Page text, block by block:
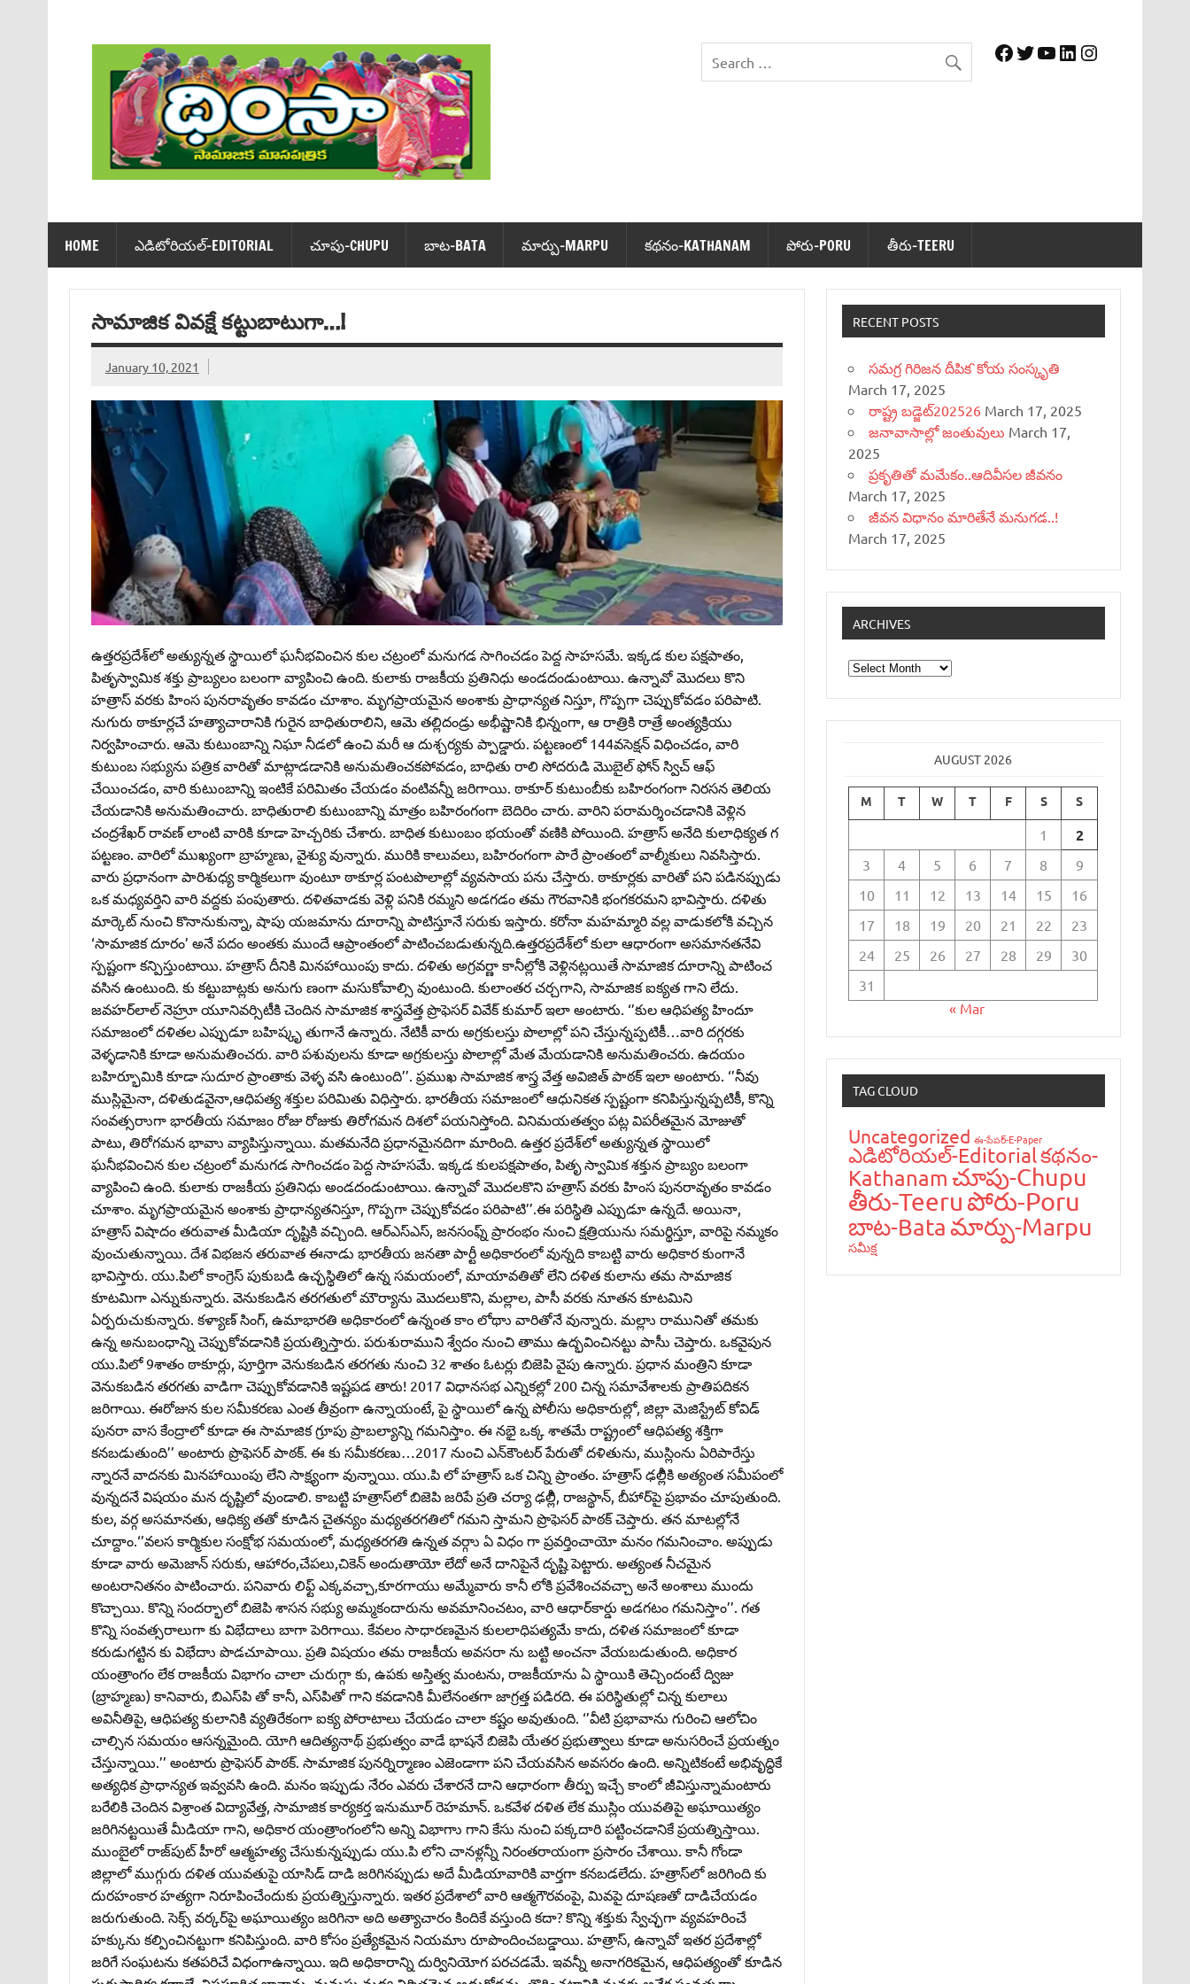
Facebook
Twitter
YouTube
LinkedIn
Instagram
HOME ఎడిటోరియ‌ల్-EDITORIAL చూపు-CHUPU బాట‌-BATA మార్పు-MARPU క‌థ‌నం-KATHANAM పోరు-PORU తీరు-TEERU
సామాజిక వివక్షే కట్టుబాటుగా…!
January 10, 2021
ఉత్తరప్రదేశ్‌లో అత్యున్నత స్థాయిలో ఘనీభవించిన కుల‌ చట్రంలో మనుగడ సాగించడం పెద్ద సాహసమే. ఇక్కడ కుల‌ పక్షపాతం,
పితృస్వామిక శక్తు ప్రాబ్యలం బలంగా వ్యాపించి ఉంది. కులాకు రాజకీయ ప్రతినిధు అండదండుంటాయి. ఉన్నావో మొదలు కొని
హత్రాస్‌ వరకు హింస పునరావృతం కావడం చూశాం. మృగప్రాయమైన అంశాకు ప్రాధాన్యత నిస్తూ, గొప్పగా చెప్పుకోవడం పరిపాటి.
నుగురు ఠాకూర్లచే హత్యాచారానికి గురైన బాధితురాలిని, ఆమె తల్లిదండ్రు అభీష్టానికి భిన్నంగా, ఆ రాత్రికి రాత్రే అంత్యక్రియు
నిర్వహించారు. ఆమె కుటుంబాన్ని నిఘా నీడలో ఉంచి మరీ ఆ దుశ్చర్యకు ప్పాడ్డారు. పట్టణంలో 144వసెక్షన్‌ విధించడం, వారి
కుటుంబ సభ్యును పత్రిక వారితో మాట్లాడడానికి అనుమతించకపోవడం, బాధితు రాలి సోదరుడి మొబైల్‌ ఫోన్‌ స్విచ్‌ ఆఫ్‌
చేయించడం, వారి కుటుంబాన్ని ఇంటికే పరిమితం చేయడం వంటివన్నీ జరిగాయి. ఠాకూర్‌ కుటుంబీకు బహిరంగంగా నిరసన తెలియ
చేయడానికి అనుమతించారు. బాధితురాలి కుటుంబాన్ని మాత్రం బహిరంగంగా బెదిరిం చారు. వారిని పరామర్శించడానికి వెళ్లిన
చంద్రశేఖర్‌ రావణ్‌ లాంటి వారికి కూడా హెచ్చరికు చేశారు. బాధిత కుటుంబం భయంతో వణికి పోయింది. హత్రాస్‌ అనేది కులాధిక్యత గ
పట్టణం. వారిలో ముఖ్యంగా బ్రాహ్మణు, వైశ్యు వున్నారు. మురికి కాలువ‌లు, బహిరంగంగా పారే ప్రాంతంలో వాల్మీకులు నివసిస్తారు.
వారు ప్రధానంగా పారిశుధ్య కార్మికలుగా వుంటూ ఠాకూర్ల పంటపొలాల్లో వ్యవసాయ పను చేస్తారు. ఠాకూర్లకు వారితో పని పడినప్పుడు
ఒక మధ్యవర్తిని వారి వద్దకు పంపుతారు. దళితవాడకు వెళ్లి పనికి రమ్మని అడగడం తమ గౌరవానికి భంగకరమని భావిస్తారు. దళితు
మార్కెట్‌ నుంచి కొనానుకున్నా, షాపు యజమాను దూరాన్ని పాటిస్తూనే సరుకు ఇస్తారు. కరోనా మహమ్మారి వ‌ల్ల‌ వాడుకలోకి వచ్చిన
‘సామాజిక దూరం’ అనే పదం అంతకు ముందే ఆప్రాంతంలో పాటించబడుతున్నది.ఉత్తరప్రదేశ్‌లో కులా ఆధారంగా అసమానతనేవి
స్పష్టంగా కన్పిస్తుంటాయి. హత్రాస్‌ దీనికి మినహాయింపు కాదు. దళితు అగ్రవర్ణా కానీల్లోకి వెళ్లినట్లయితే సామాజిక దూరాన్ని పాటించ
వసిన ఉంటుంది. కు కట్టుబాట్లకు అనుగు ణంగా మసుకోవాల్సి వుంటుంది. కులాంతర చర్చగాని, సామాజిక ఐక్యత గాని లేదు.
జవహర్‌లాల్‌ నెహ్రూ యూనివర్సిటీకి చెందిన సామాజిక శాస్త్రవేత్త ప్రొఫెసర్‌ వివేక్‌ కుమార్‌ ఇలా అంటారు. ‘’కుల‌ ఆధిపత్య హిందూ
సమాజంలో దళితల‌ ఎప్పుడూ బహిష్కృ తుగానే ఉన్నారు. నేటికీ వారు అగ్రకుల‌స్తు పొలాల్లో పని చేస్తున్నప్పటికీ…వారి దగ్గరకు
వెళ్ళడానికి కూడా అనుమతించరు. వారి పశువుల‌ను కూడా అగ్రకుల‌స్తు పొలాల్లో మేత మేయడానికి అనుమతించరు. ఉదయం
బహిర్భూమికి కూడా సుదూర ప్రాంతాకు వెళ్ళ వసి ఉంటుంది’’. ప్రముఖ సామాజిక శాస్త్ర వేత్త అవిజిత్‌ పాఠక్‌ ఇలా అంటారు. ‘’నీవు
ముస్లిమైనా, దళితుడవైనా,ఆధిపత్య శక్తుల‌ పరిమితు విధిస్తారు. భారతీయ సమాజంలో ఆధునికత స్పష్టంగా కనిపిస్తున్నప్పటికీ, కొన్ని
సంవత్సరాుగా భారతీయ సమాజం రోజు రోజుకు తిరోగమన దిశలో పయనిస్తోంది. వినిమయతత్వం పట్ల విపరీతమైన మోజుతో
పాటు, తిరోగమన భావాు వ్యాపిస్తున్నాయి. మతమనేది ప్రధానమైనదిగా మారింది. ఉత్తర ప్రదేశ్‌లో అత్యున్నత స్థాయిలో
ఘనీభవించిన కుల చట్రంలో మనుగడ సాగించడం పెద్ద సాహసమే. ఇక్కడ కుల‌పక్షపాతం, పితృ స్వామిక శక్తున‌ ప్రాబ్యం బలంగా
వ్యాపించి ఉంది. కులాకు రాజకీయ ప్రతినిధు అండదండుంటాయి. ఉన్నావో మొదల‌కొని హత్రాస్‌ వరకు హింస పునరావృతం కావడం
చూశాం. మృగప్రాయమైన అంశాకు ప్రాధాన్యతనిస్తూ, గొప్పగా చెప్పుకోవడం పరిపాటి’’.ఈ పరిస్థితి ఎప్పుడూ ఉన్నదే. అయినా,
హత్రాస్‌ విషాదం తరువాత మీడియా దృష్టికి వచ్చింది. ఆర్‌ఎస్‌ఎస్‌, జనసంఫ్న్‌ ప్రారంభం నుంచి క్షత్రియును సమర్థిస్తూ, వారిపై నమ్మకం
వుంచుతున్నాయి. దేశ విభజన తరువాత ఈనాడు భారతీయ జనతా పార్టీ అధికారంలో వున్నది కాబట్టి వారు అధికార కుంగానే
భావిస్తారు. యు.పిలో కాంగ్రెస్‌ పుకుబడి ఉచ్ఛస్థితిలో ఉన్న సమయంలో, మాయావతితో లేని దళిత కులాను తమ సామాజిక
కూటమిగా ఎన్నుకున్నారు. వెనుకబడిన తరగతులో మౌర్యాను మొదలుకొని, మల్లాల‌, పాసీ వరకు నూతన కూటమిని
ఏర్పరుచుకున్నారు. కళ్యాణ్‌ సింగ్‌, ఉమాభారతి అధికారంలో ఉన్నంత కాం లోథాు వారితోనే వున్నారు. మల్లాు రామునితో తమకు
ఉన్న అనుబంధాన్ని చెప్పుకోవడానికి ప్రయత్నిస్తారు. పరుశురాముని శ్వేదం నుంచి తాము ఉద్భవించినట్టు పాసీు చెప్తారు. ఒకవైపున
యు.పిలో 9శాతం ఠాకూర్లు, పూర్తిగా వెనుకబడిన తరగతు నుంచి 32 శాతం ఓటర్లు బిజెపి వైపు ఉన్నారు. ప్రధాన మంత్రిని కూడా
వెనుకబడిన తరగతు వాడిగా చెప్పుకోవడానికి ఇష్టపడ తారు! 2017 విధానసభ ఎన్నికల్లో 200 చిన్న సమావేశాల‌కు ప్రాతిపదికన
జరిగాయి. ఈరోజున కుల‌ సమీకరణు ఎంత తీవ్రంగా ఉన్నాయంటే, పై స్థాయిలో ఉన్న పోలీసు అధికారుల్లో, జిల్లా మెజిస్ట్రేట్‌ కోవిడ్‌
పునరా వాస కేంద్రాలో కూడా ఈ సామాజిక గ్రూపు ప్రాబల్యాన్ని గమనిస్తాం. ఈ నభై ఒక్క శాతమే రాష్ట్రంలో ఆధిపత్య శక్తిగా
కనబడుతుంది’’ అంటారు ప్రొఫెసర్‌ పాఠక్‌. ఈ కు సమీకరణు…2017 నుంచి ఎన్‌కౌంటర్‌ పేరుతో దళితును, ముస్లింను ఏరిపారేస్తు
న్నారనే వాదనకు మినహాయింపు లేని సాక్ష్యంగా వున్నాయి. యు.పి లో హత్రాస్‌ ఒక చిన్ని ప్రాంతం. హత్రాస్‌ ఢల్లీికి అత్యంత సమీపంలో
వున్నదనే విషయం మన దృష్టిలో వుండాలి. కాబట్టి హత్రాస్‌లో బిజెపి జరిపే ప్రతి చర్యా ఢల్లీి, రాజస్థాన్‌, బీహార్‌పై ప్రభావం చూపుతుంది.
కుల‌, వర్గ అసమానతు, ఆధిక్య తతో కూడిన చైతన్యం మధ్యతరగతిలో గమని స్తామని ప్రొఫెసర్‌ పాఠక్‌ చెప్తారు. తన మాటల్లోనే
చూద్దాం.‘’వల‌స కార్మికుల‌ సంక్షోభ సమయంలో, మధ్యతరగతి ఉన్నత వర్గాు ఏ విధం గా ప్రవర్తించాయో మనం గమనించాం. అప్పుడు
కూడా వారు అమెజాన్‌ సరుకు, ఆహారం,చేపలు,చికెన్‌ అందుతాయో లేదో అనే దానిపైనే దృష్టి పెట్టారు. అత్యంత నీచమైన
అంటరానితనం పాటించారు. పనివారు లిఫ్ట్‌ ఎక్కవచ్చా,కూరగాయు అమ్మేవారు కానీ లోకి ప్రవేశించవచ్చా అనే అంశాలు ముందు
కొచ్చాయి. కొన్ని సందర్భాలో బిజెపి శాసన సభ్యు అమ్మకందారును అవమానించటం, వారి ఆధార్‌కార్డు అడగటం గమనిస్తాం’’. గత
కొన్ని సంవత్సరాలుగా కు విభేదాలు బాగా పెరిగాయి. కేవలం సాధారణమైన కుల‌లాధిపత్యమే కాదు, దళిత సమాజంలో కూడా
కరుడుగట్టిన కు విభేదాు పొడచూపాయి. ప్రతి విషయం తమ రాజకీయ అవసరా ను బట్టి అంచనా వేయబడుతుంది. అధికార
యంత్రాంగం లేక రాజకీయ విభాగం చాలా చురుగ్గా కు, ఉపకు అస్తిత్వ మంటను, రాజకీయాను ఏ స్థాయికి తెచ్చిందంటే ద్విజు
(బ్రాహ్మణు) కానివారు, బిఎస్‌పి తో కానీ, ఎస్‌పితో గాని కవడానికి మీలేనంతగా జాగ్రత్త పడిరది. ఈ పరిస్థితుల్లో చిన్న కులాలు
అవినీతిపై, ఆధిపత్య కులానికి వ్యతిరేకంగా ఐక్య పోరాటాలు చేయడం చాలా కష్టం అవుతుంది. ‘’వీటి ప్రభావాను గురించి ఆలోచిం
చాల్సిన సమయం ఆసన్నమైంది. యోగి ఆదిత్యనాథ్‌ ప్రభుత్వం వాడే భాషనే బిజెపి యేతర ప్రభుత్వాలు కూడా అనుసరించే ప్రయత్నం
చేస్తున్నాయి.’’ అంటారు ప్రొఫెసర్‌ పాఠక్‌. సామాజిక పునర్నిర్మాణం ఎజెండాగా పని చేయవసిన అవసరం ఉంది. అన్నిటికంటే అభివృద్ధికే
అత్యధిక ప్రాధాన్యత ఇవ్వవసి ఉంది. మనం ఇప్పుడు నేరం ఎవరు చేశారనే దాని ఆధారంగా తీర్పు ఇచ్చే కాంలో జీవిస్తున్నామంటారు
బరేలికి చెందిన విశ్రాంత విద్యావేత్త, సామాజిక కార్యకర్త ఇనుమూర్‌ రెహమాన్‌. ఒకవేళ దళిత లేక ముస్లిం యువతిపై అఘాయిత్యం
జరిగినట్టయితే మీడియా గాని, అధికార యంత్రాంగంలోని అన్ని విభాగాు గాని కేసు నుంచి పక్కదారి పట్టించడానికే ప్రయత్నిస్తాయి.
ముంబైలో రాజ్‌పుట్‌ హీరో ఆత్మహత్య చేసుకున్నప్పుడు యు.పి లోని చానళ్లన్నీ నిరంతరాయంగా ప్రసారం చేశాయి. కానీ గోండా
జిల్లాలో ముగ్గురు దళిత యువతుపై యాసిడ్‌ దాడి జరిగినప్పుడు అదే మీడియావారికి వార్తగా కనబడలేదు. హత్రాస్‌లో జరిగింది కు
దురహంకార హత్యగా నిరూపించేందుకు ప్రయత్నిస్తున్నారు. ఇతర ప్రదేశాలో వారి ఆత్మగౌరవంపై, మివపై దూషణతో దాడిచేయడం
జరుగుతుంది. సెక్స్‌ వర్కర్‌పై అఘాయిత్యం జరిగినా అది అత్యాచారం కిందికే వస్తుంది కదా? కొన్ని శక్తుకు స్వేచ్ఛగా వ్యవహరించే
హక్కును కల్పించినట్టుగా కనిపిస్తుంది. వారి కోసం ప్రత్యేకమైన నియమాు రూపొందించబడ్డాయి. హత్రాస్‌, ఉన్నావో ఇతర ప్రదేశాల్లో
జరిగే సంఘటను కతపరిచే విధంగాఉన్నాయి. ఇది అధికారాన్ని దుర్వినియోగ పరచడమే. ఇవన్నీ అనాగరికమైన, ఆధిపత్యంతో కూడిన
RECENT POSTS
సమగ్ర గిరిజన దీపిక`కోయ సంస్కృతి
March 17, 2025
రాష్ట్ర బడ్జెట్‌202526 March 17, 2025
జనావాసాల్లో జంతువులు March 17,
2025
ప్రకృతితో మమేకం..ఆదివీసల జీవనం
March 17, 2025
జీవన విధానం మారితేనే మనుగడ..!
March 17, 2025
ARCHIVES
Archives
AUGUST 2026
M T W T F S S
1 2
3 4 5 6 7 8
9
10
11 12 13 14 15
16
17
18 19 20 21 22
23
24
25 26 27 28 29
30
31
« Mar
TAG CLOUD
Uncategorized ఈ-పేప‌ర్-E-Paper
ఎడిటోరియ‌ల్-Editorialక‌థ‌నం-
Kathanam చూపు-Chupu
తీరు-Teeruపోరు-Poru
బాట‌-Bata మార్పు-Marpu
స‌మీక్ష‌